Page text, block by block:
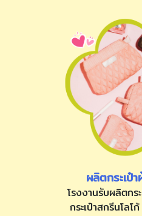
ผลิตกระเป๋
โรงงานรับผลิตกร
กระเป๋าสกรีนโลโ